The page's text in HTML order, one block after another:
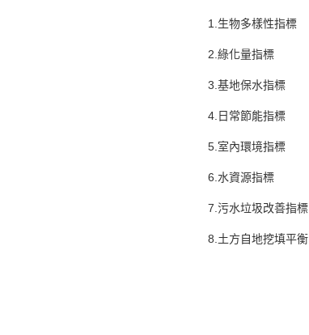
1.生物多樣性指標
2.綠化量指標
3.基地保水指標
4.日常節能指標
5.室內環境指標
6.水資源指標
7.污水垃圾改善指標
8.土方自地挖填平衡